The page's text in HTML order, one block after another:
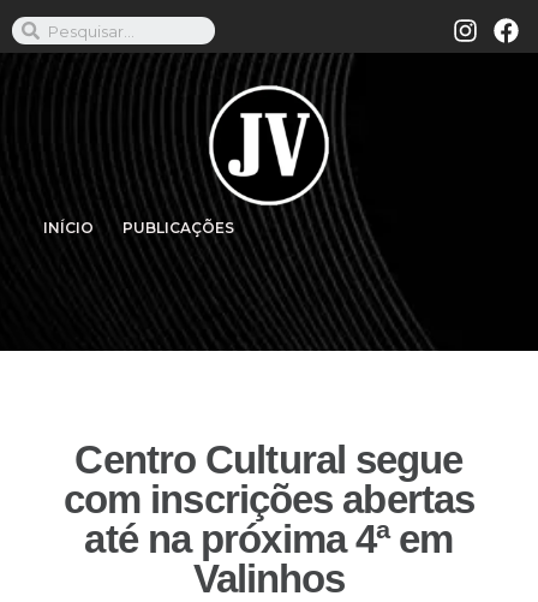
INÍCIO PUBLICAÇÕES
Centro Cultural segue
com inscrições abertas
até na próxima 4ª em
Valinhos